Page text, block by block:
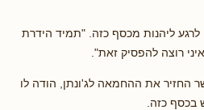
ליהנות מכסף כזה. "תמיד הידרת
רוצה להפסיק זאת".
החזיר את ההחמאה לג'ונתן, הודה לו
בכסף כזה.